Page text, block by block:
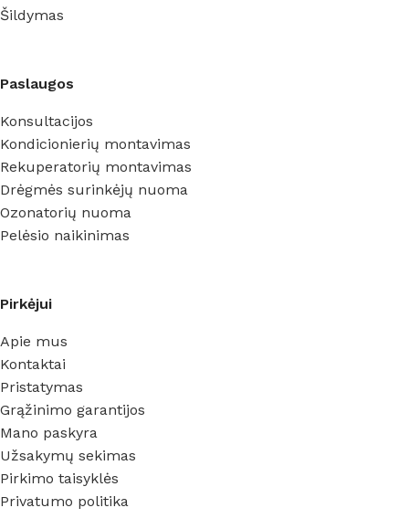
Šildymas
Paslaugos
Konsultacijos
Kondicionierių montavimas
Rekuperatorių montavimas
Drėgmės surinkėjų nuoma
Ozonatorių nuoma
Pelėsio naikinimas
Pirkėjui
Apie mus
Kontaktai
Pristatymas
Grąžinimo garantijos
Mano paskyra
Užsakymų sekimas
Pirkimo taisyklės
Privatumo politika